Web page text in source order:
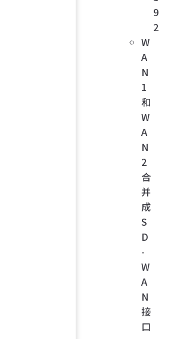
9
2
W
A
N
1
和
W
A
N
2
合
并
成
S
D
-
W
A
N
接
口